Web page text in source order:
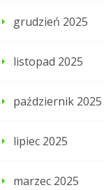
grudzień 2025
listopad 2025
październik 2025
lipiec 2025
marzec 2025